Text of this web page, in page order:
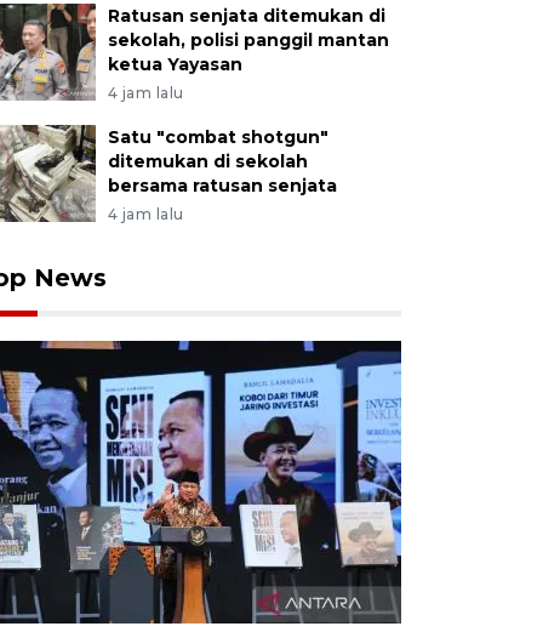
Ratusan senjata ditemukan di
sekolah, polisi panggil mantan
ketua Yayasan
4 jam lalu
Satu "combat shotgun"
ditemukan di sekolah
bersama ratusan senjata
4 jam lalu
News